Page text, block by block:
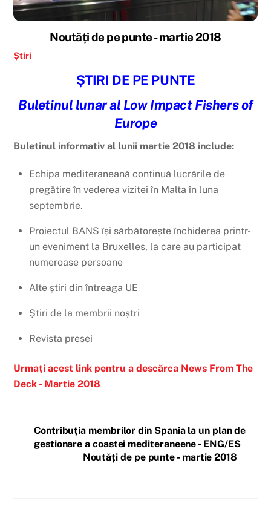
Noutăți de pe punte - martie 2018
Știri
ȘTIRI DE PE PUNTE
Buletinul lunar al Low Impact Fishers of
Europe
Buletinul informativ al lunii martie 2018 include:
Echipa mediteraneană continuă lucrările de
pregătire în vederea vizitei în Malta în luna
septembrie.
Proiectul BANS își sărbătorește închiderea printr-
un eveniment la Bruxelles, la care au participat
numeroase persoane
Alte știri din întreaga UE
Știri de la membrii noștri
Revista presei
Urmați acest link pentru a descărca News From The
Deck - Martie 2018
Contribuția membrilor din Spania la un plan de
gestionare a coastei mediteraneene - ENG/ES
Noutăți de pe punte - martie 2018